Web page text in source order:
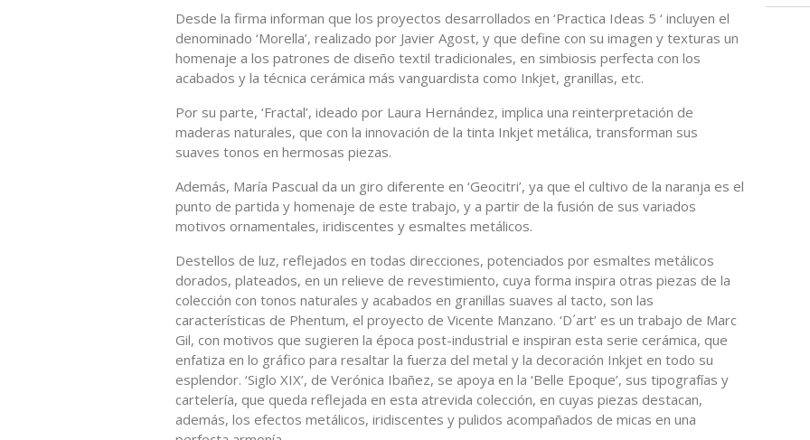
Desde la firma informan que los proyectos desarrollados en ‘Practica Ideas 5 ‘ incluyen el
denominado ‘Morella’, realizado por Javier Agost, y que define con su imagen y texturas un
homenaje a los patrones de diseño textil tradicionales, en simbiosis perfecta con los
acabados y la técnica cerámica más vanguardista como Inkjet, granillas, etc.
Por su parte, ‘Fractal’, ideado por Laura Hernández, implica una reinterpretación de
maderas naturales, que con la innovación de la tinta Inkjet metálica, transforman sus
suaves tonos en hermosas piezas.
Además, María Pascual da un giro diferente en ‘Geocitri’, ya que el cultivo de la naranja es el
punto de partida y homenaje de este trabajo, y a partir de la fusión de sus variados
motivos ornamentales, iridiscentes y esmaltes metálicos.
Destellos de luz, reflejados en todas direcciones, potenciados por esmaltes metálicos
dorados, plateados, en un relieve de revestimiento, cuya forma inspira otras piezas de la
colección con tonos naturales y acabados en granillas suaves al tacto, son las
características de Phentum, el proyecto de Vicente Manzano. ‘D´art’ es un trabajo de Marc
Gil, con motivos que sugieren la época post-industrial e inspiran esta serie cerámica, que
enfatiza en lo gráfico para resaltar la fuerza del metal y la decoración Inkjet en todo su
esplendor. ‘Siglo XIX’, de Verónica Ibañez, se apoya en la ‘Belle Epoque’, sus tipografías y
cartelería, que queda reflejada en esta atrevida colección, en cuyas piezas destacan,
además, los efectos metálicos, iridiscentes y pulidos acompañados de micas en una